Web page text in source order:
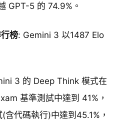
GPT-5 的 74.9%。
榜: Gemini 3 以1487 Elo
3 的 Deep Think 模式在
基準測試中達到 41%，
代碼執行)中達到45.1%，